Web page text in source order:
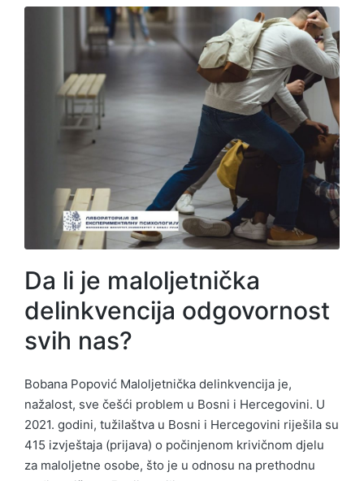
Da li je maloljetnička
delinkvencija odgovornost
svih nas?
Bobana Popović Maloljetnička delinkvencija je,
nažalost, sve češći problem u Bosni i Hercegovini. U
2021. godini, tužilaštva u Bosni i Hercegovini riješila su
415 izvještaja (prijava) o počinjenom krivičnom djelu
za maloljetne osobe, što je u odnosu na prethodnu